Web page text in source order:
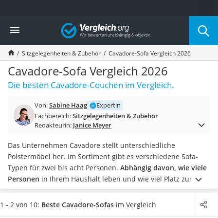
Die beliebtesten Vergleiche nach Kategorie
Wohnen
Matratzen-Topper
Matratzen
Konferenzlautsprecher
Tageslichtlampe
Badlüfter
Bürohocker
Außenleuchte mit Kamera
Akku-Tischlampe
Konferenzmikrofon
Klappmatratze
Duschkopf mit Kalkfilter
Aktenvernichter Sicherheitsstufe 4
Bettgitter
Vergleich
Sitzgelegenheiten & Zubehör Cavadore-Sofa Vergleich 2026
Cavadore-Sofa Vergleich 2026
Die besten Cavadore-Couchen im Vergleich.
Von:Sabine Haag
Expertin
Fachbereich:Sitzgelegenheiten & Zubehör
Redakteurin: Janice Meyer
Das Unternehmen Cavadore stellt unterschiedliche
Polstermöbel her. Im Sortiment gibt es verschiedene Sofa-
Typen für zwei bis acht Personen. Abhängig davon, wie viele
Personen in Ihrem Haushalt leben und wie viel Platz zur
Verfügung steht, sollten Sie ein großes oder kleines Sofa
wählen. Bei einerWohnlandschaftgibt es laut Online-Tests in
1 - 2 von 10: Beste Cavadore-Sofas im Vergleich